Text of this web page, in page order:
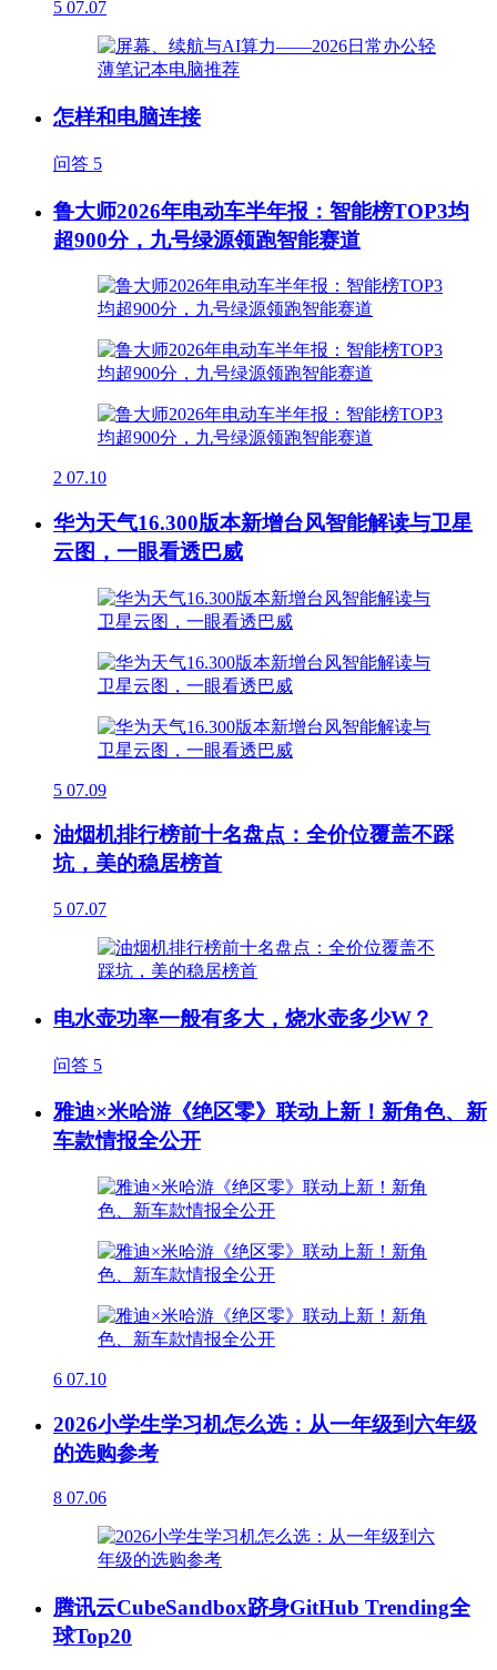
5 07.07
怎样和电脑连接
问答 5
鲁大师2026年电动车半年报：智能榜TOP3均
超900分，九号绿源领跑智能赛道
2 07.10
华为天气16.300版本新增台风智能解读与卫星
云图，一眼看透巴威
5 07.09
油烟机排行榜前十名盘点：全价位覆盖不踩
坑，美的稳居榜首
5 07.07
电水壶功率一般有多大，烧水壶多少W？
问答 5
雅迪×米哈游《绝区零》联动上新！新角色、新
车款情报全公开
6 07.10
2026小学生学习机怎么选：从一年级到六年级
的选购参考
8 07.06
腾讯云CubeSandbox跻身GitHub Trending全
球Top20